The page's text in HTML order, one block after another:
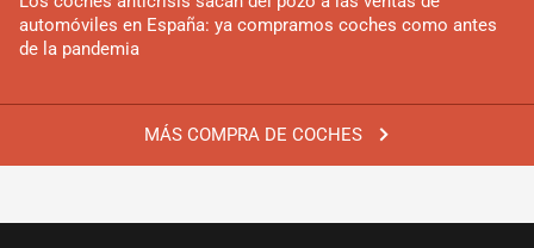
MÁS COMPRA DE COCHES
automóviles en España: ya compramos coches como antes
de la pandemia